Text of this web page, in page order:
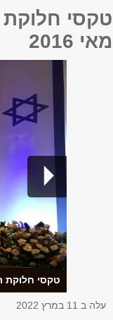
טקסי
מאי 2016
טקסי חלוקת
עלה ב 11 במרץ 2022